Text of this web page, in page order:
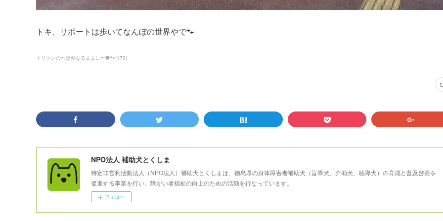
トキ、リポートは歩いてなんぼの世界やで🐾
トリトンの〜徒然なるままに〜🐕🐾(170)
NPO法人 補助犬とくしま
特定非営利活動法人（NPO法人）補助犬とくしまは、徳島県の身体障害者補助犬（盲導犬、介助犬、聴導犬）の育成と普及啓発を
促進する事業を行い、障がい者福祉の向上のための活動を行なっています。
フォロー